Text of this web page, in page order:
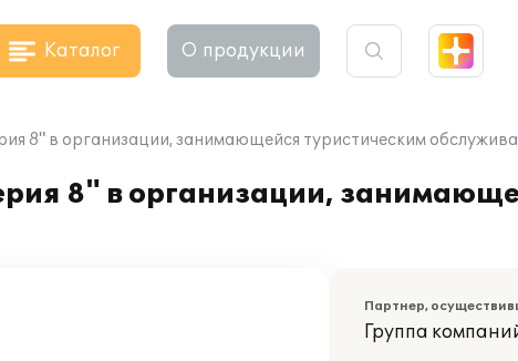
Каталог О продукции
8" в организации, занимающейся туристическим
8" в организации,
Партнер,
Группа